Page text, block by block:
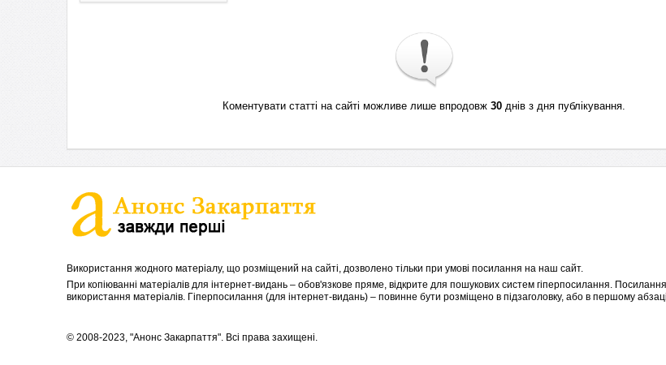
Коментувати статті на сайті можливе лише впродовж 30 днів з дня публікування.
Використання жодного матеріалу, що розміщений на сайті, дозволено тільки при умові посилання на наш сайт.
При копіюванні матеріалів для інтернет-видань – обов'язкове пряме, відкрите для пошукових систем гіперпосилання.
використання матеріалів. Гіперпосилання (для інтернет-видань) – повинне бути розміщено в підзаголовку, або в першому
© 2008-2023, "Анонс Закарпаття". Всі права захищені.